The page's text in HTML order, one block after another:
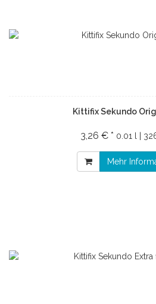
Kittifix Sekundo
3,26 € * 0.01 l |
Mehr